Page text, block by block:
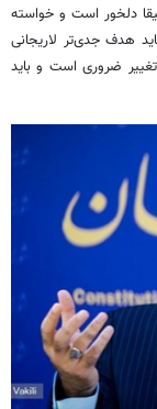
دلخور است و خواسته
هدف جدی‌تر لاریجانی
ضروری است و باید